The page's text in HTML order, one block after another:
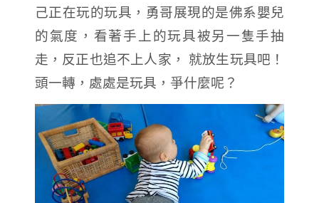
己正在玩的玩具，勇哥展現的是佛系嬰兒
的氣度，看著手上的玩具被另一隻手抽
走，反正也追不上人家， 就放生玩具吧！
頭一轉，處處是玩具，爭什麼呢？